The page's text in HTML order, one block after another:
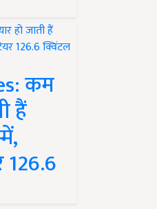
कम
हैं
126.6